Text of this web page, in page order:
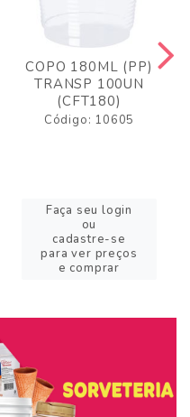
COPO 180ML (PP)
TRANSP 100UN
(CFT180)
Código: 10605
Faça seu login
ou
cadastre-se
para ver preços
e comprar